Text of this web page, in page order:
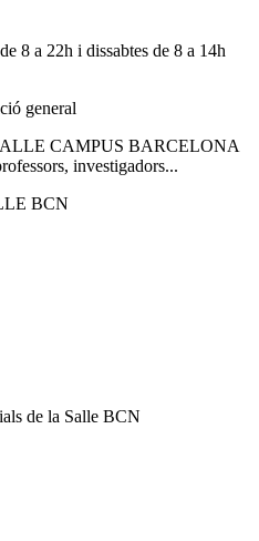
8 a 22h i dissabtes de 8 a 14h
general
CAMPUS BARCELONA
investigadors...
BCN
de la Salle BCN